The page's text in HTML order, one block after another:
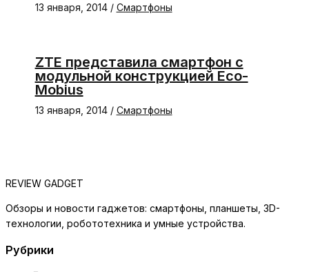
13 января, 2014 / Смартфоны
ZTE представила смартфон с
модульной конструкцией Eco-
Mobius
13 января, 2014 / Смартфоны
REVIEW GADGET
Обзоры и новости гаджетов: смартфоны, планшеты, 3D-
технологии, робототехника и умные устройства.
Рубрики